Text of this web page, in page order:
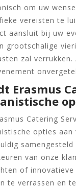
om uw
vereisten te
aansluit bij uw
grootschalige
zal
Erasmus
Catering
opties aan
van onze
of
te verrassen en